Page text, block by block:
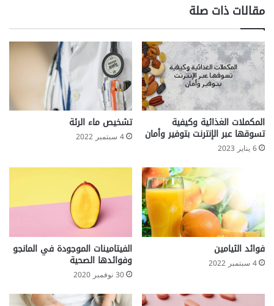
و
ه
ي
د
ر
ا
أ
ف
ض
ل
م
ا
ق
ي
ر
خ
ا
t
o
m
a
c
h
a
n
c
e
مقالات ذات صلة
المكملات الغذائية وكيفية
تسوقها عبر الإنترنت بتوفير وأمان
6 يناير 2023
تشخيص ماء الرئة
4 سبتمبر 2022
فوائد الثيامين
4 سبتمبر 2022
الفيتامينات الموجودة في المانجو
وفوائدها الصحية
30 نوفمبر 2020